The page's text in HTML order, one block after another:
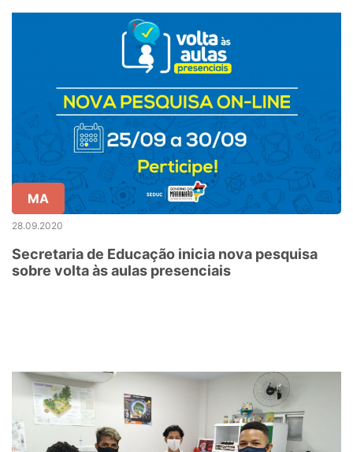
MA
28.09.2020
Secretaria de Educação inicia nova pesquisa
sobre volta às aulas presenciais